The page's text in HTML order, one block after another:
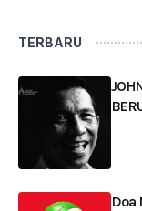
TERBARU
Doa